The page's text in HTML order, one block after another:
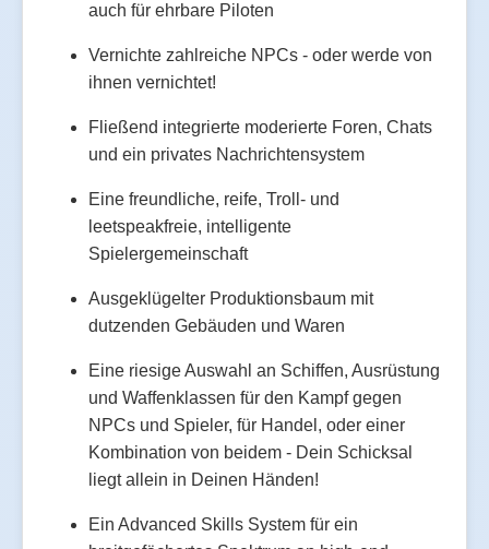
auch für ehrbare Piloten
Vernichte zahlreiche NPCs - oder werde von
ihnen vernichtet!
Fließend integrierte moderierte Foren, Chats
und ein privates Nachrichtensystem
Eine freundliche, reife, Troll- und
leetspeakfreie, intelligente
Spielergemeinschaft
Ausgeklügelter Produktionsbaum mit
dutzenden Gebäuden und Waren
Eine riesige Auswahl an Schiffen, Ausrüstung
und Waffenklassen für den Kampf gegen
NPCs und Spieler, für Handel, oder einer
Kombination von beidem - Dein Schicksal
liegt allein in Deinen Händen!
Ein Advanced Skills System für ein